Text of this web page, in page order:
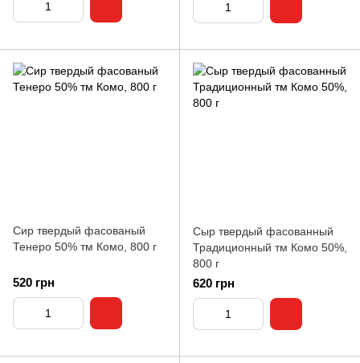
Сир твердый фасованый
Тенеро 50% тм Комо, 800 г
520 грн
Сыр твердый фасованный
Традиционный тм Комо 50%,
800 г
620 грн